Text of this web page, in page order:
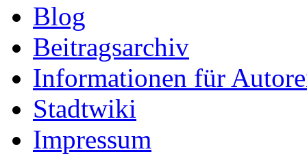
Blog
Beitragsarchiv
Informationen für
Stadtwiki
Impressum